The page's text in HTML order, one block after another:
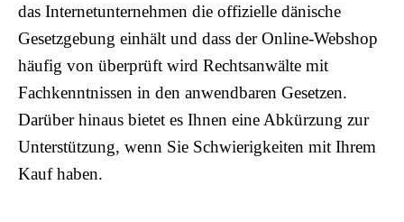
das Internetunternehmen die offizielle dänische
Gesetzgebung einhält und dass der Online-Webshop
häufig von überprüft wird Rechtsanwälte mit
Fachkenntnissen in den anwendbaren Gesetzen.
Darüber hinaus bietet es Ihnen eine Abkürzung zur
Unterstützung, wenn Sie Schwierigkeiten mit Ihrem
Kauf haben.